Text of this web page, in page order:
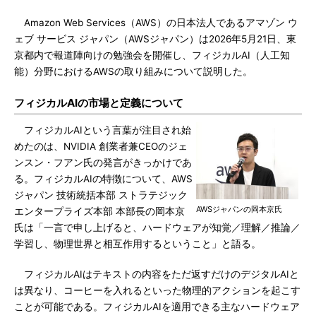
Amazon Web Services（AWS）の日本法人であるアマゾン ウ
ェブ サービス ジャパン（AWSジャパン）は2026年5月21日、東
京都内で報道陣向けの勉強会を開催し、フィジカルAI（人工知
能）分野におけるAWSの取り組みについて説明した。
フィジカルAIの市場と定義について
AWSジャパンの岡本京氏
フィジカルAIという言葉が注目され始
めたのは、NVIDIA 創業者兼CEOのジェ
ンスン・フアン氏の発言がきっかけであ
る。フィジカルAIの特徴について、AWS
ジャパン 技術統括本部 ストラテジック
エンタープライズ本部 本部長の岡本京
氏は「一言で申し上げると、ハードウェアが知覚／理解／推論／
学習し、物理世界と相互作用するということ」と語る。
フィジカルAIはテキストの内容をただ返すだけのデジタルAIと
は異なり、コーヒーを入れるといった物理的アクションを起こす
ことが可能である。フィジカルAIを適用できる主なハードウェア